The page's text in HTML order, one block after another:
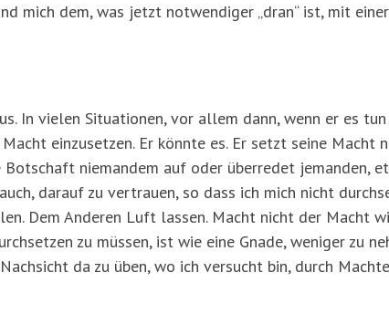
mich dem, was jetzt notwendiger „dran“ ist, mit
In vielen Situationen, vor allem dann, wenn er es
einzusetzen. Er könnte es. Er setzt seine Macht
Botschaft niemandem auf oder überredet jemanden,
darauf zu vertrauen, so dass ich mich nicht
Dem Anderen Luft lassen. Macht nicht der Macht
zu müssen, ist wie eine Gnade, weniger zu
da zu üben, wo ich versucht bin, durch